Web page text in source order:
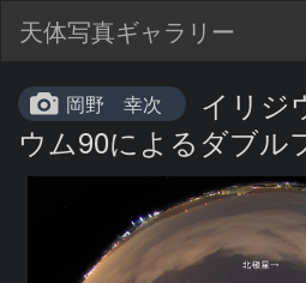
天体写真ギャラリー
岡野 幸次
イリジ
ウム90によるダブル